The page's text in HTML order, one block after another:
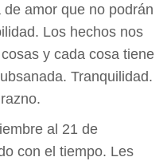
amor que no podrán
Los hechos nos
y cada cosa tiene
Tranquilidad.
al 21 de
con el tiempo. Les